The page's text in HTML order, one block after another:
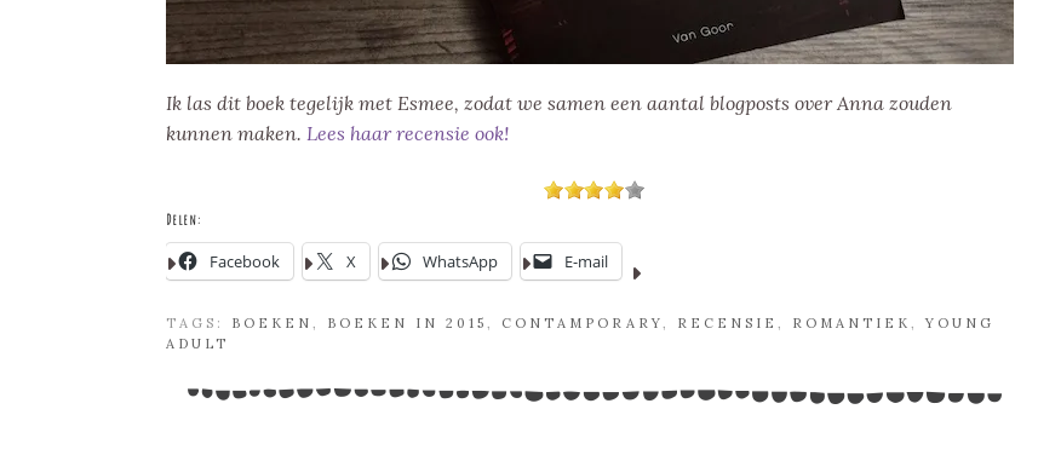
Ik las dit boek tegelijk met Esmee, zodat we samen een aantal blogposts over Anna zouden
kunnen maken. Lees haar recensie ook!
Delen:
Facebook X WhatsApp E-mail
TAGS: BOEKEN , BOEKEN IN 2015 , CONTAMPORARY, RECENSIE , ROMANTIEK ,YOUNG
ADULT